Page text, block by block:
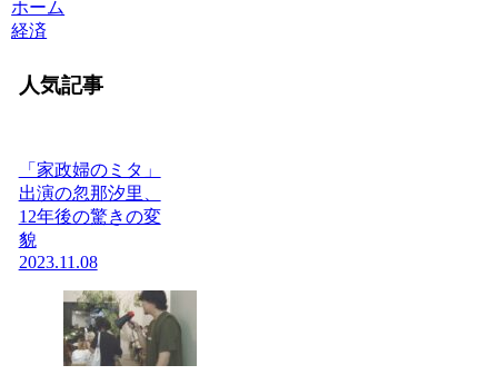
ホーム
経済
人気記事
「家政婦のミタ」
出演の忽那汐里、
12年後の驚きの変
貌
2023.11.08